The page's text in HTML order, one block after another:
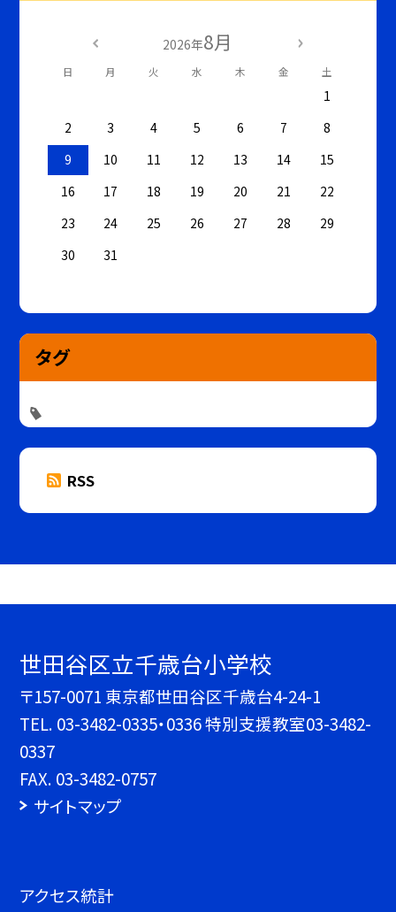
2026年8月
日 月 火 水 木 金 土
1
2
3 4 5 6 7
8
9
10 11 12 13 14
15
16
17 18 19 20 21
22
23
24 25 26 27 28
29
30
31
タグ
RSS
世田谷区立千歳台小学校
〒157-0071 東京都世田谷区千歳台4-24-1
TEL. 03-3482-0335・0336 特別支援教室03-3482-
0337
FAX. 03-3482-0757
サイトマップ
アクセス統計